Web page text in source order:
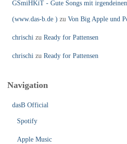
GSmiHKiT - Gute Songs mit
(www.das-b.de ) zu Von Big Apple und
chrischi zu Ready for Pattensen
chrischi zu Ready for Pattensen
Navigation
dasB Official
Spotify
Apple Music